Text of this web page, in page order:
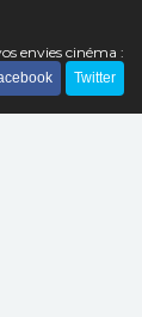
envies cinéma :
Twitter